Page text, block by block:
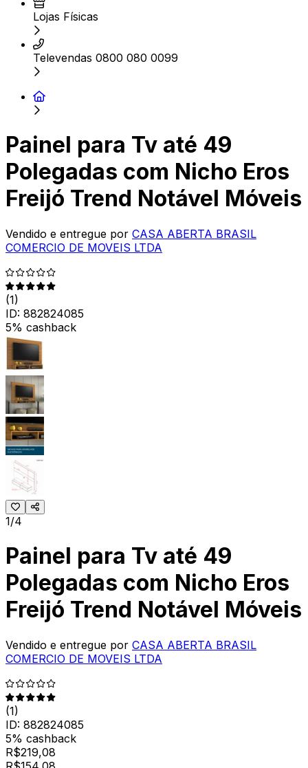
Lojas Físicas
Televendas 0800 080 0099
Painel para Tv até 49
Polegadas com Nicho Eros
Freijó Trend Notável Móveis
Vendido e entregue por CASA ABERTA BRASIL
COMERCIO DE MOVEIS LTDA
(1)
ID: 882824085
5% cashback
1/4
Painel para Tv até 49
Polegadas com Nicho Eros
Freijó Trend Notável Móveis
Vendido e entregue por CASA ABERTA BRASIL
COMERCIO DE MOVEIS LTDA
(1)
ID: 882824085
5% cashback
R$219,08